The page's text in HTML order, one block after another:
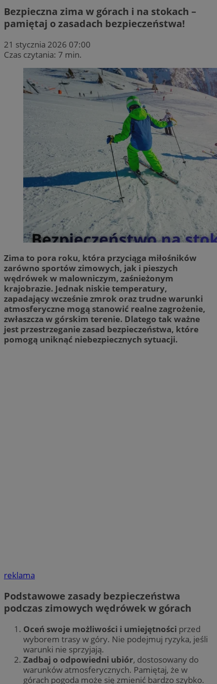
Bezpieczna zima w górach i na stokach –
pamiętaj o zasadach bezpieczeństwa!
21 stycznia 2026 07:00
Czas czytania: 7 min.
Zima to pora roku, która przyciąga miłośników
zarówno sportów zimowych, jak i pieszych
wędrówek w malowniczym, zaśnieżonym
krajobrazie. Jednak niskie temperatury,
zapadający wcześnie zmrok oraz trudne warunki
atmosferyczne mogą stanowić realne zagrożenie,
zwłaszcza w górskim terenie. Dlatego tak ważne
jest przestrzeganie zasad bezpieczeństwa, które
pomogą uniknąć niebezpiecznych sytuacji.
reklama
Podstawowe zasady bezpieczeństwa
podczas zimowych wędrówek w górach
Oceń swoje możliwości i umiejętności przed
wyborem trasy w góry. Nie podejmuj ryzyka, jeśli
warunki nie sprzyjają.
Zadbaj o odpowiedni ubiór, dostosowany do
warunków atmosferycznych. Pamiętaj, że w
górach pogoda może się zmienić bardzo szybko.